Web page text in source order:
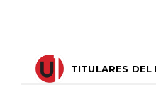
TITULARES DEL